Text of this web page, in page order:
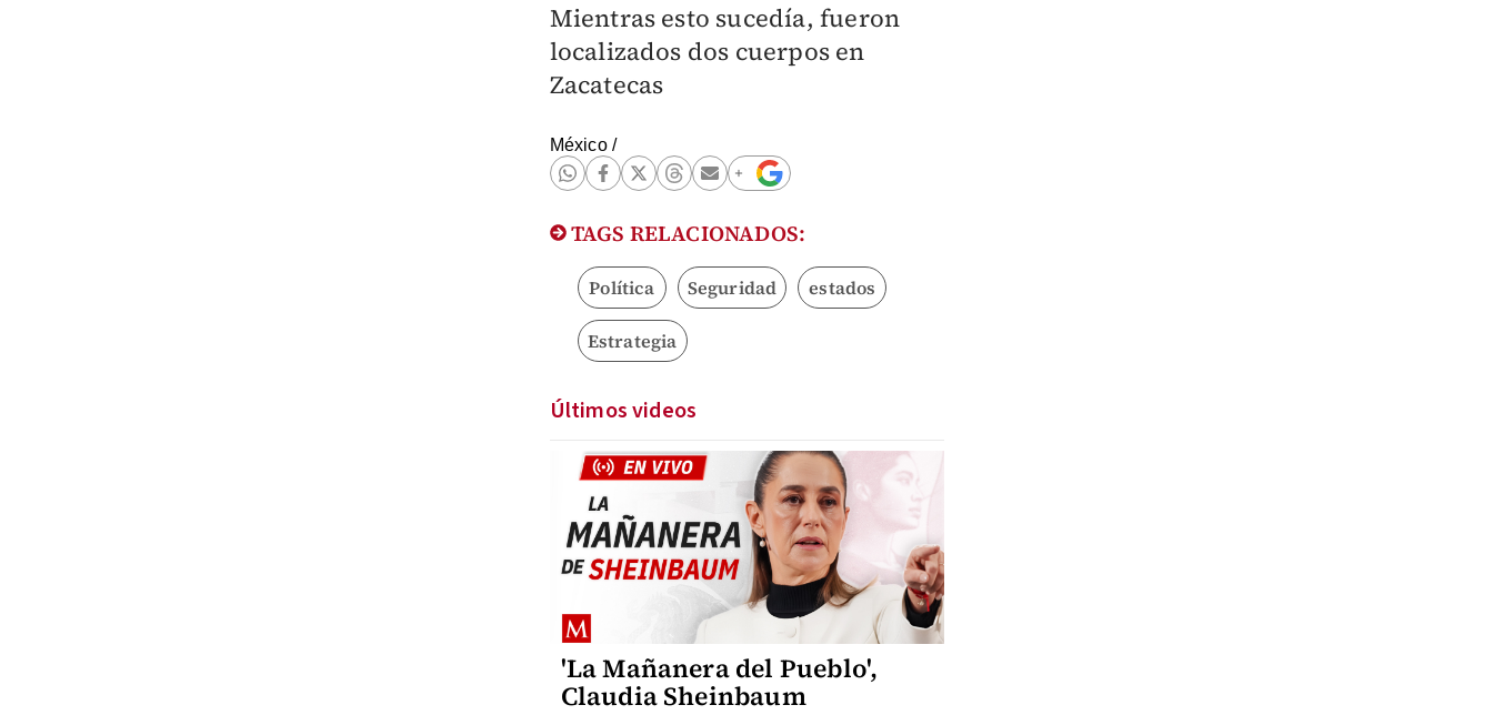
Mientras esto sucedía, fueron
localizados dos cuerpos en
Zacatecas
México/
TAGS RELACIONADOS:
Política Seguridad estados
Estrategia
Últimos videos
'La Mañanera del Pueblo',
Claudia Sheinbaum